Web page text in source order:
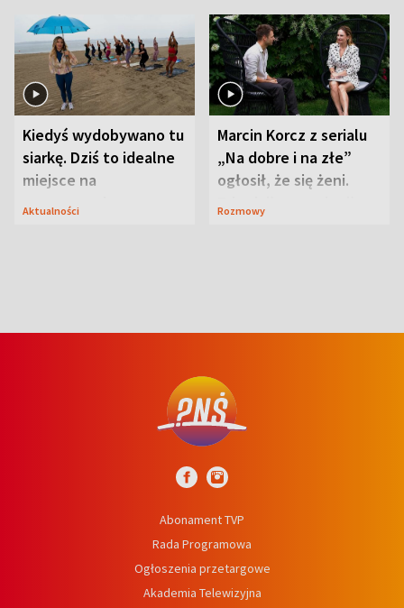
Kiedyś wydobywano tu
siarkę. Dziś to idealne
miejsce na
wypoczynek
Aktualności
Marcin Korcz z serialu
„Na dobre i na złe”
ogłosił, że się żeni.
Zdradził, co zmienił
Rozmowy
Abonament TVP
Rada Programowa
Ogłoszenia przetargowe
Akademia Telewizyjna